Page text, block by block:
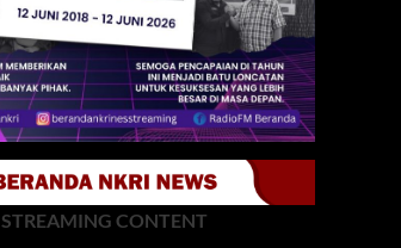
STREAMING CONTENT